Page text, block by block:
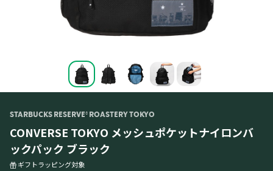
STARBUCKS RESERVE® ROASTERY TOKYO
CONVERSE TOKYO メッシュポケットナイロンバ
ックパック ブラック
ギフトラッピング対象